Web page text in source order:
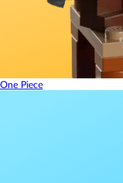
One Piece